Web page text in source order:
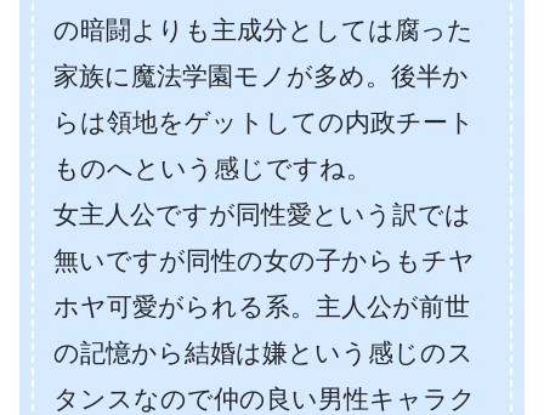
の暗闘よりも主成分としては腐った
家族に魔法学園モノが多め。後半か
らは領地をゲットしての内政チート
ものへという感じですね。
女主人公ですが同性愛という訳では
無いですが同性の女の子からもチヤ
ホヤ可愛がられる系。主人公が前世
の記憶から結婚は嫌という感じのス
タンスなので仲の良い男性キャラク